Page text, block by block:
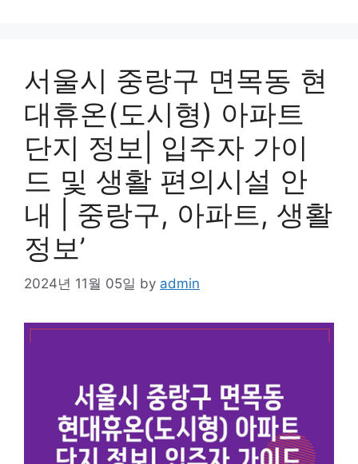
서울시 중랑구 면목동 현
대휴온(도시형) 아파트
단지 정보| 입주자 가이
드 및 생활 편의시설 안
내 | 중랑구, 아파트, 생활
정보’
2024년 11월 05일 by admin